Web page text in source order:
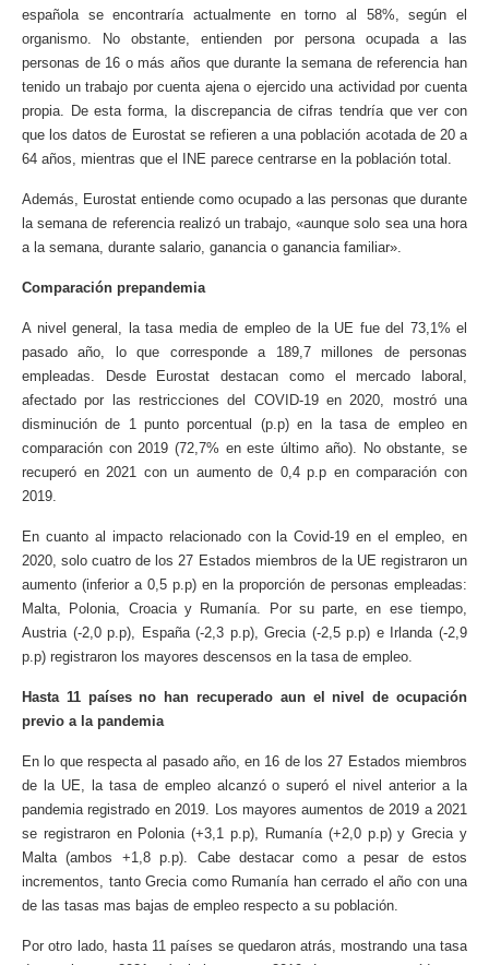
española se encontraría actualmente en torno al 58%, según el
organismo. No obstante, entienden por persona ocupada a las
personas de 16 o más años que durante la semana de referencia han
tenido un trabajo por cuenta ajena o ejercido una actividad por cuenta
propia. De esta forma, la discrepancia de cifras tendría que ver con
que los datos de Eurostat se refieren a una población acotada de 20 a
64 años, mientras que el INE parece centrarse en la población total.
Además, Eurostat entiende como ocupado a las personas que durante
la semana de referencia realizó un trabajo, «aunque solo sea una hora
a la semana, durante salario, ganancia o ganancia familiar».
Comparación prepandemia
A nivel general, la tasa media de empleo de la UE fue del 73,1% el
pasado año, lo que corresponde a 189,7 millones de personas
empleadas. Desde Eurostat destacan como el mercado laboral,
afectado por las restricciones del COVID-19 en 2020, mostró una
disminución de 1 punto porcentual (p.p) en la tasa de empleo en
comparación con 2019 (72,7% en este último año). No obstante, se
recuperó en 2021 con un aumento de 0,4 p.p en comparación con
2019.
En cuanto al impacto relacionado con la Covid-19 en el empleo, en
2020, solo cuatro de los 27 Estados miembros de la UE registraron un
aumento (inferior a 0,5 p.p) en la proporción de personas empleadas:
Malta, Polonia, Croacia y Rumanía. Por su parte, en ese tiempo,
Austria (-2,0 p.p), España (-2,3 p.p), Grecia (-2,5 p.p) e Irlanda (-2,9
p.p) registraron los mayores descensos en la tasa de empleo.
Hasta 11 países no han recuperado aun el nivel de ocupación
previo a la pandemia
En lo que respecta al pasado año, en 16 de los 27 Estados miembros
de la UE, la tasa de empleo alcanzó o superó el nivel anterior a la
pandemia registrado en 2019. Los mayores aumentos de 2019 a 2021
se registraron en Polonia (+3,1 p.p), Rumanía (+2,0 p.p) y Grecia y
Malta (ambos +1,8 p.p). Cabe destacar como a pesar de estos
incrementos, tanto Grecia como Rumanía han cerrado el año con una
de las tasas mas bajas de empleo respecto a su población.
Por otro lado, hasta 11 países se quedaron atrás, mostrando una tasa